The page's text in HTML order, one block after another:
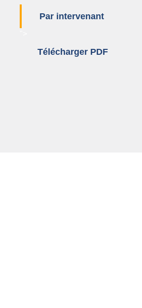
Par intervenant
Télécharger PDF